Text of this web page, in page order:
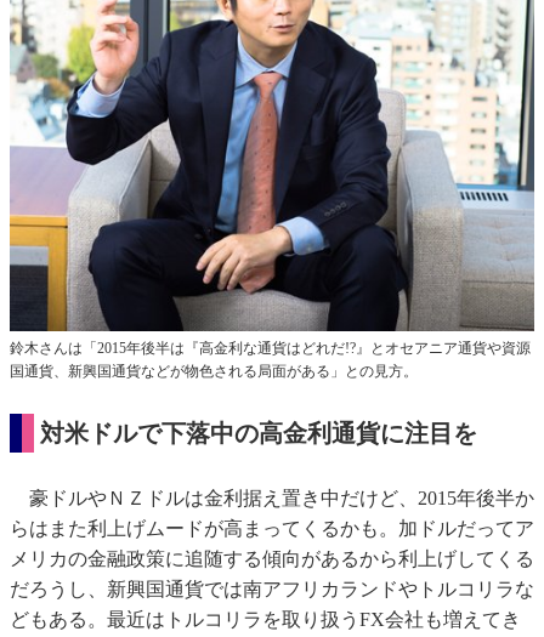
鈴木さんは「2015年後半は『高金利な通貨はどれだ!?』とオセアニア通貨や資源
国通貨、新興国通貨などが物色される局面がある」との見方。
対米ドルで下落中の高金利通貨に注目を
豪ドルやＮＺドルは金利据え置き中だけど、2015年後半か
らはまた利上げムードが高まってくるかも。加ドルだってア
メリカの金融政策に追随する傾向があるから利上げしてくる
だろうし、新興国通貨では南アフリカランドやトルコリラな
どもある。最近はトルコリラを取り扱うFX会社も増えてき